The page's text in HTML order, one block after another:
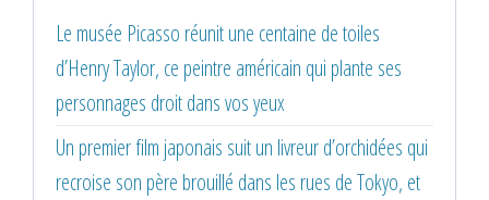
Le musée Picasso réunit une centaine de toiles
d’Henry Taylor, ce peintre américain qui plante ses
personnages droit dans vos yeux
Un premier film japonais suit un livreur d’orchidées qui
recroise son père brouillé dans les rues de Tokyo, et